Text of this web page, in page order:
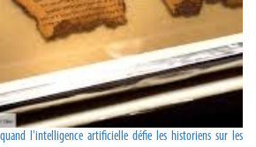
l'intelligence artificielle défie les historiens sur les